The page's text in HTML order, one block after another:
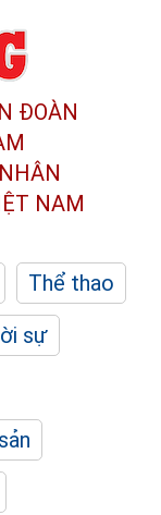
ĐOÀN
NAM
Thể thao
sự